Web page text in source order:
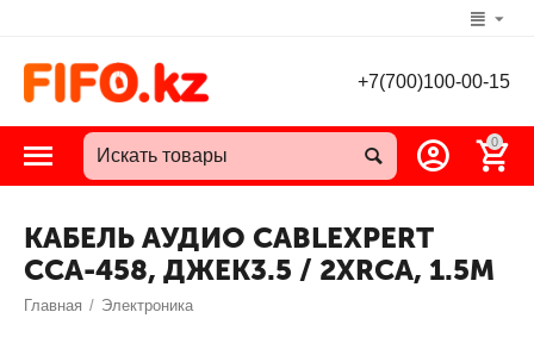
+7(700)100-00-15
0
КАБЕЛЬ АУДИО CABLEXPERT
CCA-458, ДЖЕК3.5 / 2XRCA, 1.5М
Главная / Электроника